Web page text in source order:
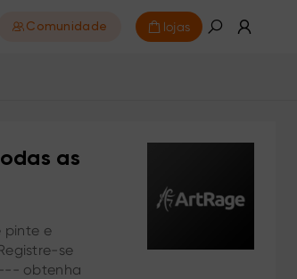
Comunidade lojas
as
pinte e
se
obtenha